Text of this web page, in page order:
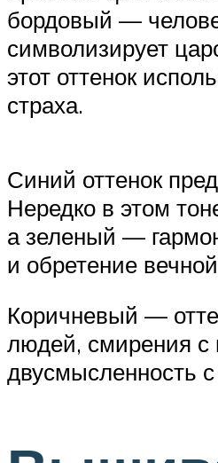
бордовый —
символизирует
этот оттенок
страха.
Синий оттенок
Нередко в этом
а зеленый —
и обретение
Коричневый —
людей, смирения с
двусмысленность